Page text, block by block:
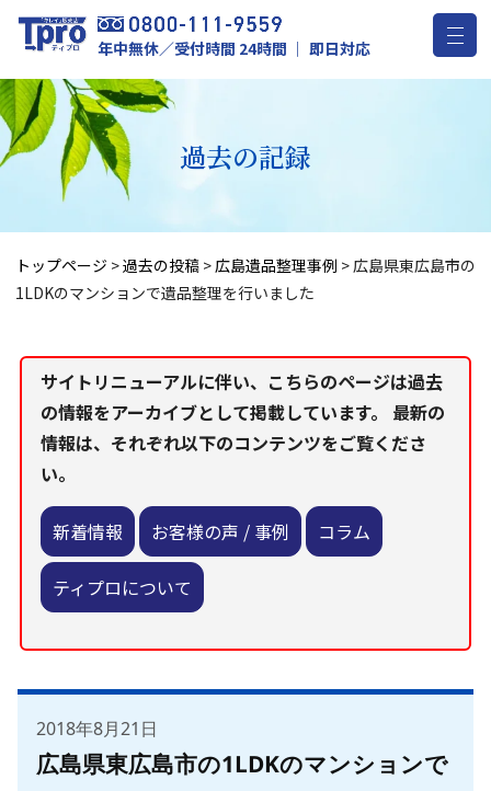
年中無休／受付時間 24時間 ｜ 即日対応
過去の記録
トップページ >過去の投稿 >広島遺品整理事例 >広島県東広島市の
1LDKのマンションで遺品整理を行いました
サイトリニューアルに伴い、こちらのページは過去
の情報をアーカイブとして掲載しています。 最新の
情報は、それぞれ以下のコンテンツをご覧くださ
い。
新着情報 お客様の声 / 事例 コラム
ティプロについて
2018年8月21日
広島県東広島市の1LDKのマンションで